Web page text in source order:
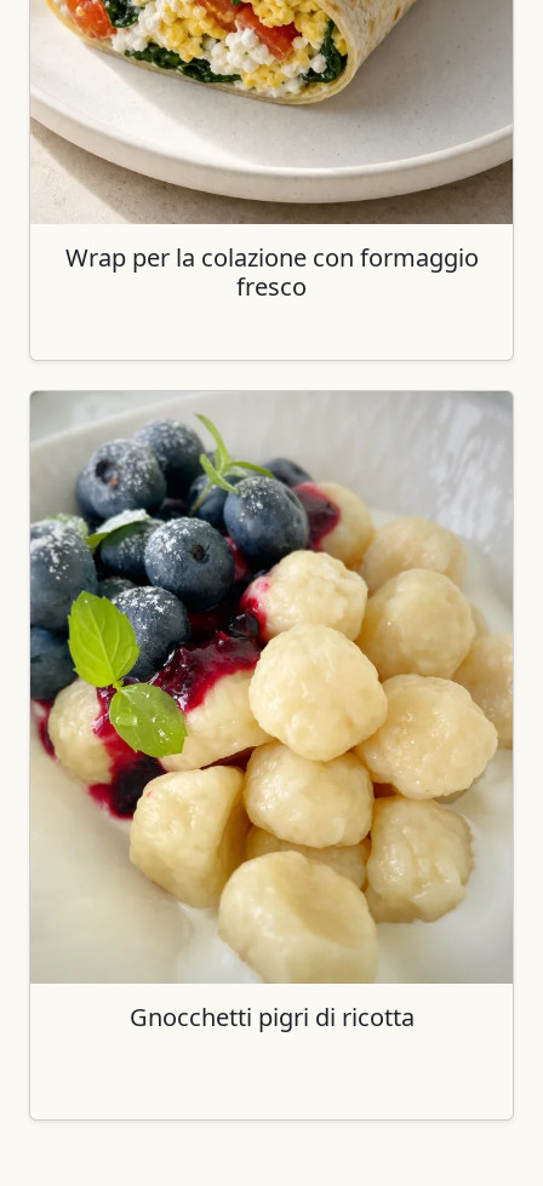
Wrap per la colazione con formaggio
fresco
Gnocchetti pigri di ricotta